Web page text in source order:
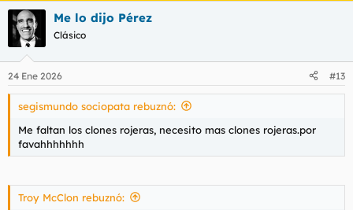
Me lo dijo Pérez
Clásico
24 Ene 2026 #13
segismundo sociopata rebuznó:
Me faltan los clones rojeras, necesito mas clones rojeras.por
favahhhhhhh
Troy McClon rebuznó: